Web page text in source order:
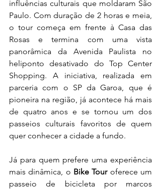
influências culturais que moldaram São
Paulo. Com duração de 2 horas e meia,
o tour começa em frente à Casa das
Rosas e termina com uma vista
panorâmica da Avenida Paulista no
heliponto desativado do Top Center
Shopping. A iniciativa, realizada em
parceria com o SP da Garoa, que é
pioneira na região, já acontece há mais
de quatro anos e se tornou um dos
passeios culturais favoritos de quem
quer conhecer a cidade a fundo.
Já para quem prefere uma experiência
mais dinâmica, o Bike Tour oferece um
passeio de bicicleta por marcos